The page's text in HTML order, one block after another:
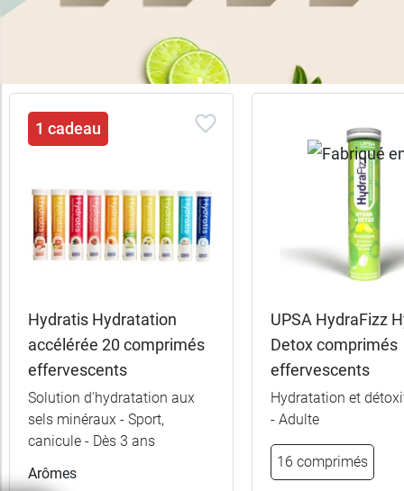
Trier
TrierPar défaut
Marques
Fabriqué
1 cadeau
Hydratis Hydratation
accélérée 20 comprimés
effervescents
Solution d'hydratation aux
sels minéraux - Sport,
canicule - Dès 3 ans
Arômes
UPSA HydraFizz
Detox comprimés
effervescents
Hydratation et
- Adulte
16 comprimés